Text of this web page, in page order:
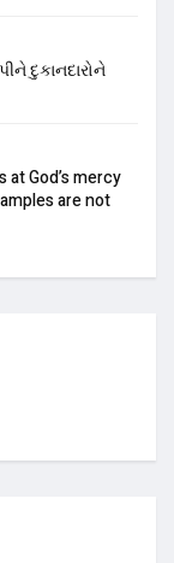
દુકાનદારોને
at God’s mercy
are not